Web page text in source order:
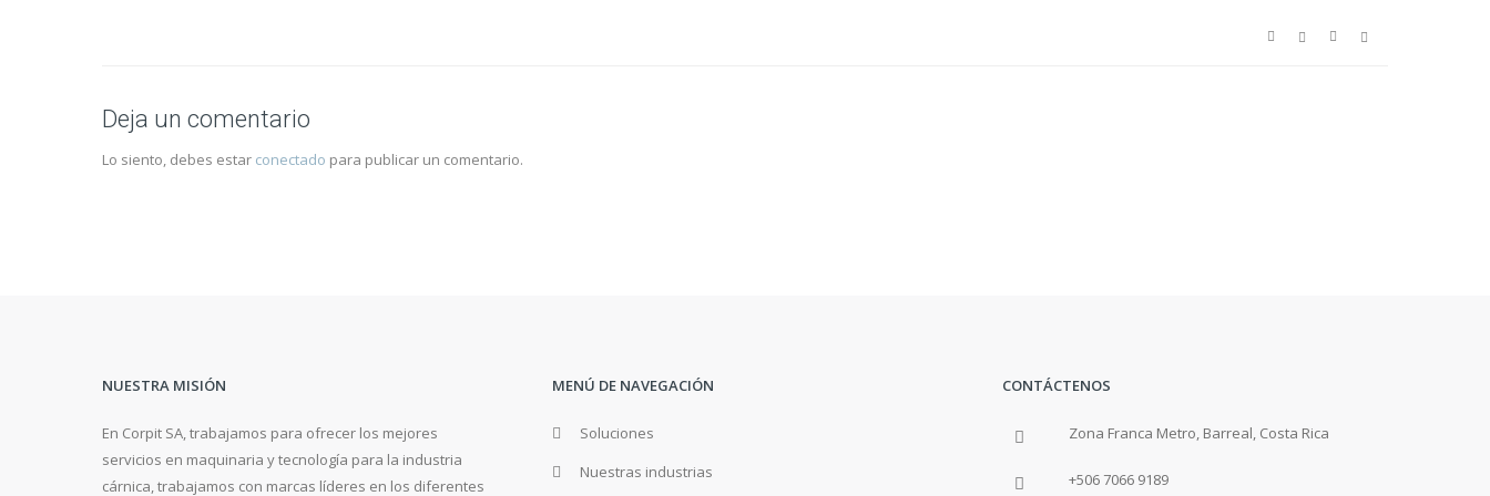
Deja un comentario
Lo siento, debes estar conectado para publicar un comentario.
NUESTRA MISIÓN
En Corpit SA, trabajamos para ofrecer los mejores
servicios en maquinaria y tecnología para la industria
cárnica, trabajamos con marcas líderes en los diferentes
MENÚ DE NAVEGACIÓN
Soluciones
Nuestras industrias
CONTÁCTENOS
Zona Franca Metro, Barreal, Costa Rica
+506 7066 9189